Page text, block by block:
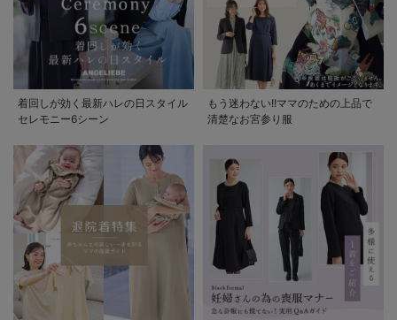
着回しが効く最新ハレの日スタイル
セレモニー6シーン
もう迷わない!!ママのための上品で
清楚なお宮参り服